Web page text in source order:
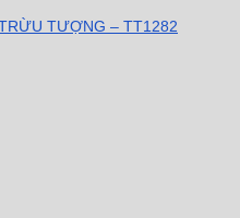
TƯỢNG – TT1282